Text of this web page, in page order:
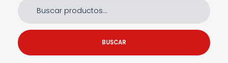
BUSCAR